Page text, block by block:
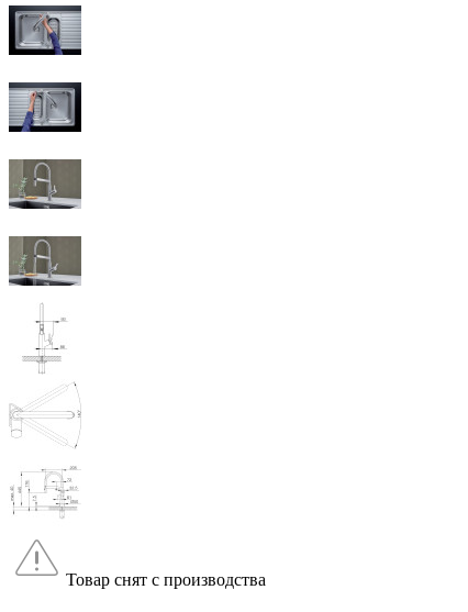
Товар снят с производства